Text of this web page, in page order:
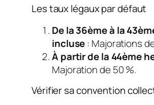
Les taux légaux par défaut
De la 36ème à la
incluse : Majorations
À partir de la 44ème
Majoration de 50 %.
Vérifier sa convention